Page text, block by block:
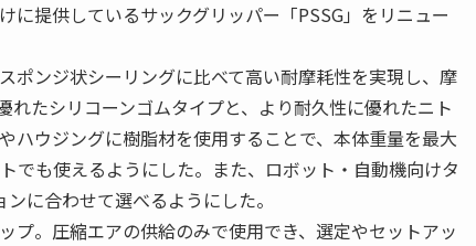
提供しているサックグリッパー「PSSG」をリニュー
ポンジ状シーリングに比べて高い耐摩耗性を実現し、摩
たシリコーンゴムタイプと、より耐久性に優れたニト
ハウジングに樹脂材を使用することで、本体重量を最大
でも使えるようにした。また、ロボット・自動機向けタ
に合わせて選べるようにした。
プ。圧縮エアの供給のみで使用でき、選定やセットアッ